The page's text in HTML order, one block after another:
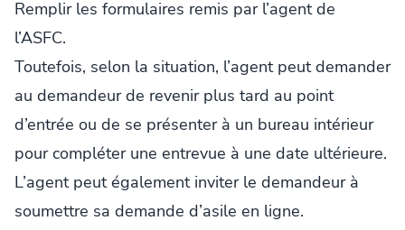
Remplir les formulaires remis par l’agent de
l’ASFC.
Toutefois, selon la situation, l’agent peut demander
au demandeur de revenir plus tard au point
d’entrée ou de se présenter à un bureau intérieur
pour compléter une entrevue à une date ultérieure.
L’agent peut également inviter le demandeur à
soumettre sa demande d’asile en ligne.